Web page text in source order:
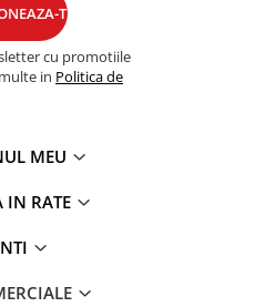
cu promotiile
in Politica de
MEU
IN RATE